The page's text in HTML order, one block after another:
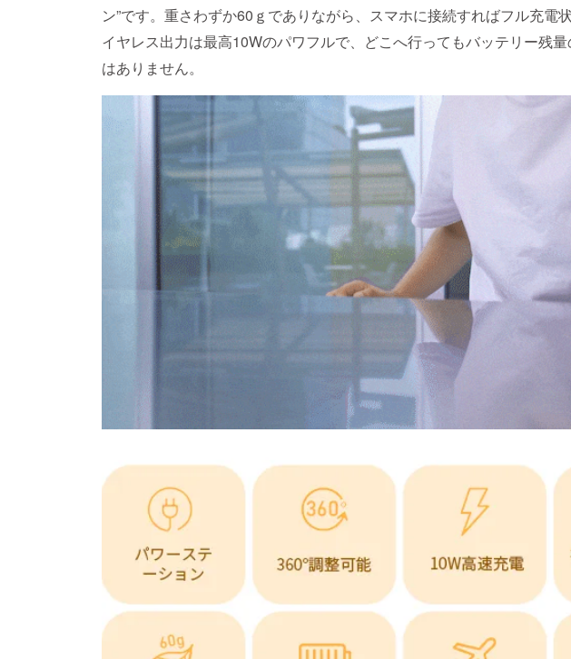
ン”です。重さわずか60ｇでありながら、スマホに接続すればフル充電
イヤレス出力は最高10Wのパワフルで、どこへ行ってもバッテリー残
はありません。